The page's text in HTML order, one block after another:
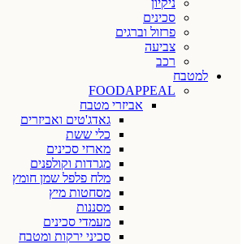
ניקיון
סכינים
פרזול וברגים
צביעה
רכב
למטבח
FOODAPPEAL
אביזרי מטבח
גאדג'טים ואביזרים
כלי ששת
מארזי סכינים
מגרדות וקולפנים
מלח פלפל שמן חומץ
מסחטות מיץ
מסננות
מעמדי סכינים
סכיני ירקות ומטבח